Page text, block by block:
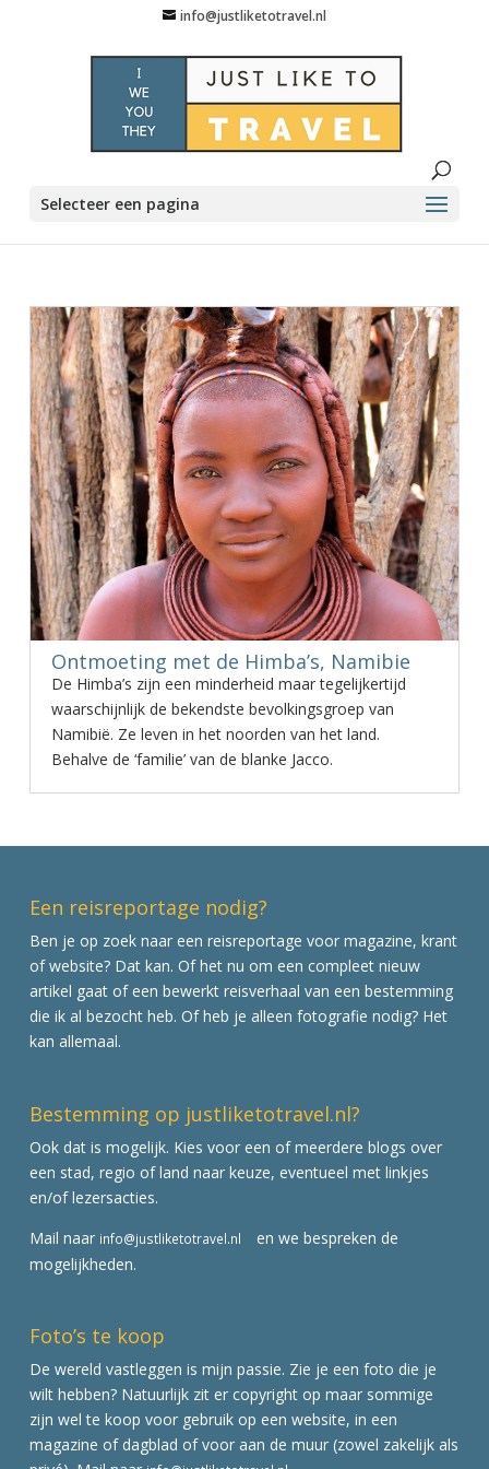
info@justliketotravel.nl
Selecteer een pagina
Ontmoeting met de Himba’s, Namibie
De Himba’s zijn een minderheid maar tegelijkertijd
waarschijnlijk de bekendste bevolkingsgroep van
Namibië. Ze leven in het noorden van het land.
Behalve de ‘familie’ van de blanke Jacco.
Een reisreportage nodig?
Ben je op zoek naar een reisreportage voor magazine, krant
of website? Dat kan. Of het nu om een compleet nieuw
artikel gaat of een bewerkt reisverhaal van een bestemming
die ik al bezocht heb. Of heb je alleen fotografie nodig? Het
kan allemaal.
Bestemming op justliketotravel.nl?
Ook dat is mogelijk. Kies voor een of meerdere blogs over
een stad, regio of land naar keuze, eventueel met linkjes
en/of lezersacties.
Mail naar info@justliketotravel.nl
en we bespreken de
mogelijkheden.
Foto’s te koop
De wereld vastleggen is mijn passie. Zie je een foto die je
wilt hebben? Natuurlijk zit er copyright op maar sommige
zijn wel te koop voor gebruik op een website, in een
magazine of dagblad of voor aan de muur (zowel zakelijk als